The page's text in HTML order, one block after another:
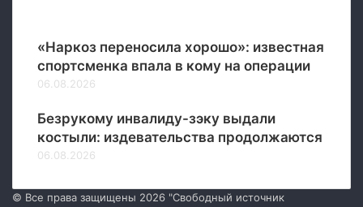
«Наркоз переносила хорошо»: известная
спортсменка впала в кому на операции
06.08.2026
Безрукому инвалиду-зэку выдали
костыли: издевательства продолжаются
06.08.2026
© Все права защищены 2026 "Свободный источник